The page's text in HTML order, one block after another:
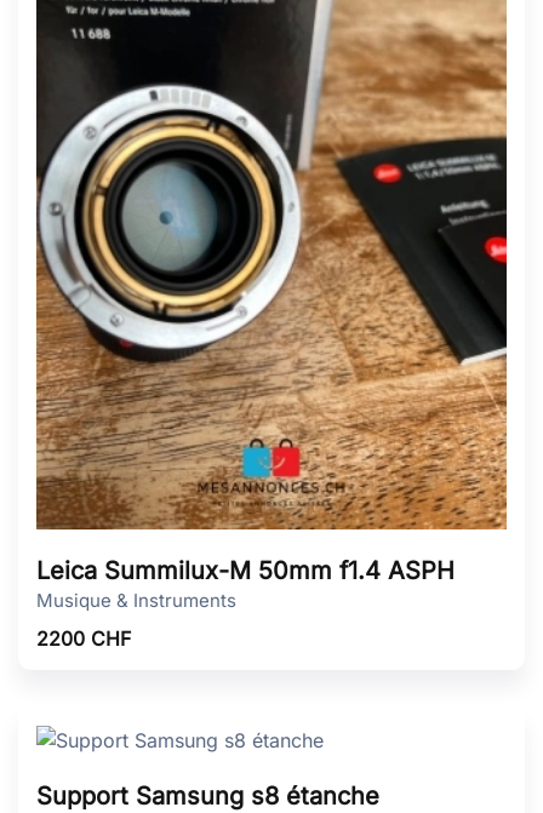
Leica Summilux-M 50mm f1.4 ASPH
Musique & Instruments
2200 CHF
Support Samsung s8 étanche